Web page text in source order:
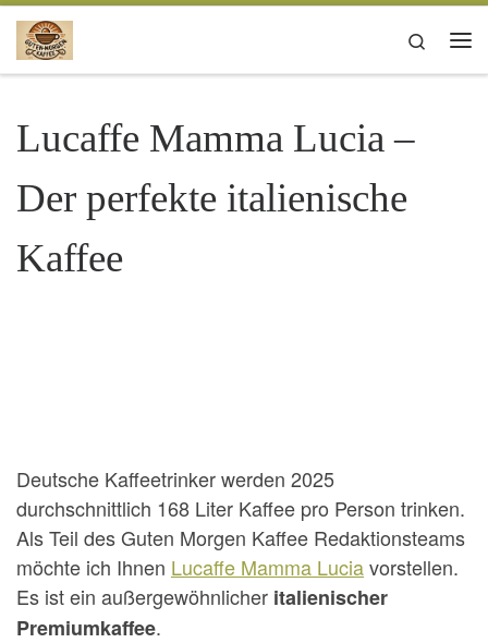
Zum Inhalt springen
Search
Lucaffe Mamma Lucia –
Der perfekte italienische
Kaffee
Deutsche Kaffeetrinker werden 2025
durchschnittlich 168 Liter Kaffee pro Person trinken.
Als Teil des Guten Morgen Kaffee Redaktionsteams
möchte ich Ihnen Lucaffe Mamma Luciavorstellen.
Es ist ein außergewöhnlicher italienischer
Premiumkaffee.